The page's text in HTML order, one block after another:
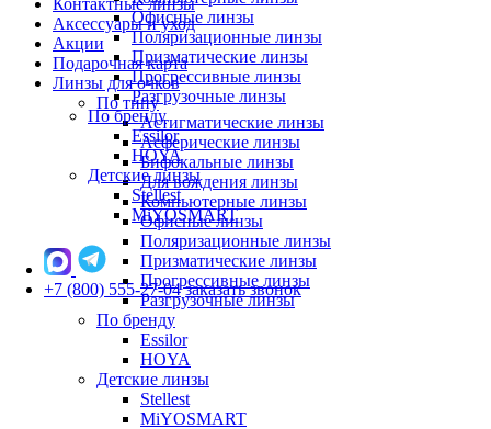
Контактные линзы
Аксессуары и уход
Акции
Подарочная карта
Линзы для очков
По типу
Астигматические линзы
Асферические линзы
Бифокальные линзы
Для вождения линзы
Компьютерные линзы
Офисные линзы
Поляризационные линзы
Призматические линзы
Прогрессивные линзы
Разгрузочные линзы
По бренду
Essilor
HOYA
Детские линзы
Stellest
MiYOSMART
Офисные линзы
Поляризационные линзы
Призматические линзы
Прогрессивные линзы
Разгрузочные линзы
По бренду
Essilor
HOYA
Детские линзы
Stellest
MiYOSMART
+7 (800) 555-27-04 заказать звонок